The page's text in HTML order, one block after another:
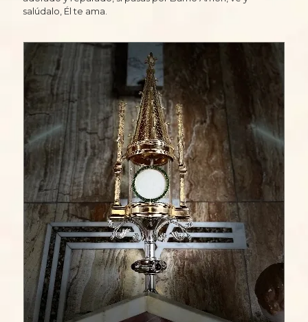
salúdalo, Él te ama.